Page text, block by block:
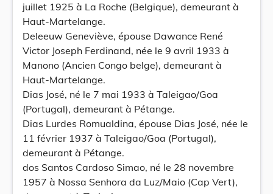
juillet 1925 à La Roche (Belgique), demeurant à
Haut-Martelange.
Deleeuw Geneviève, épouse Dawance René
Victor Joseph Ferdinand, née le 9 avril 1933 à
Manono (Ancien Congo belge), demeurant à
Haut-Martelange.
Dias José, né le 7 mai 1933 à Taleigao/Goa
(Portugal), demeurant à Pétange.
Dias Lurdes Romualdina, épouse Dias José, née le
11 février 1937 à Taleigao/Goa (Portugal),
demeurant à Pétange.
dos Santos Cardoso Simao, né le 28 novembre
1957 à Nossa Senhora da Luz/Maio (Cap Vert),